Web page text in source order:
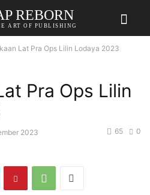
REBORN
ART OF PUBLISHING
Lat Pra Ops Lilin Lodaya 2023
Pra Ops Lilin
2023 0
65